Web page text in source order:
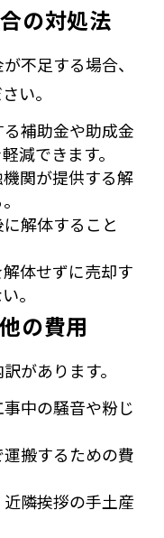
の対処法
不足する場合、
い。
補助金や助成金
減できます。
関が提供する解
解体すること
体せずに売却す
。
の費用
があります。
中の騒音や粉じ
搬するための費
隣挨拶の手土産